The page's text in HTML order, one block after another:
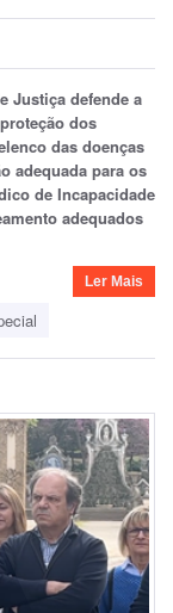
Justiça defende a
dos
das doenças
adequada para os
de Incapacidade
adequados
Ler Mais